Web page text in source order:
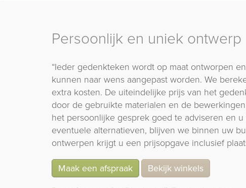
Persoonlijk en uniek ontwerp
“Ieder gedenkteken wordt op maat ontworpen
kunnen naar wens aangepast worden. We
extra kosten. De uiteindelijke prijs van het
door de gebruikte materialen en de
het persoonlijke gesprek goed te adviseren en
eventuele alternatieven, blijven we binnen uw
ontwerpen krijgt u een prijsopgave inclusief
Maak een afspraak Bekijk winkels